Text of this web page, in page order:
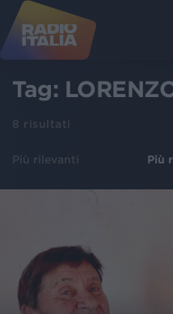
Tag:
8 risultati
Più rilevanti Più